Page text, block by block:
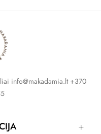
✦
info@makadamia.lt +370